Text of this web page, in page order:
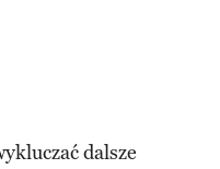
dalsze